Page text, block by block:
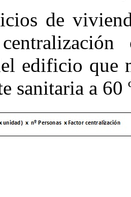
de
edificio que
sanitaria a 60